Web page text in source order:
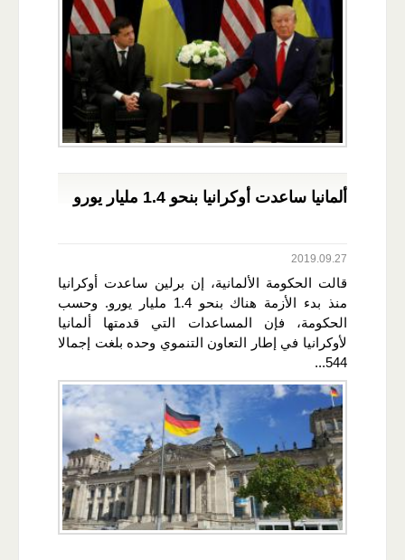
ألمانيا ساعدت أوكرانيا بنحو 1.4 مليار يورو
2019.09.27
قالت الحكومة الألمانية، إن برلين ساعدت أوكرانيا
منذ بدء الأزمة هناك بنحو 1.4 مليار يورو. وحسب
الحكومة، فإن المساعدات التي قدمتها ألمانيا
لأوكرانيا في إطار التعاون التنموي وحده بلغت إجمالا
544...